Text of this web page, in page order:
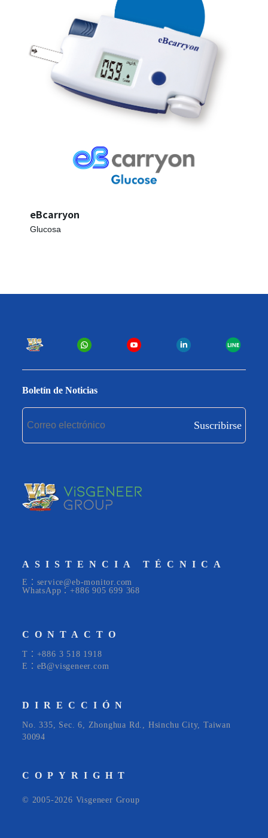
eBcarryon
Glucosa
Boletín de Noticias
Suscribirse
ASISTENCIA TÉCNICA
E：service@eb-monitor.com
WhatsApp：+886 905 699 368
CONTACTO
T：+886 3 518 1918
E：eB@visgeneer.com
DIRECCIÓN
No. 335, Sec. 6, Zhonghua Rd., Hsinchu City, Taiwan
30094
COPYRIGHT
© 2005-2026 Visgeneer Group